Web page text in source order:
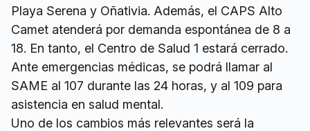
Playa Serena y Oñativia. Además, el CAPS Alto
Camet atenderá por demanda espontánea de 8 a
18. En tanto, el Centro de Salud 1 estará cerrado.
Ante emergencias médicas, se podrá llamar al
SAME al 107 durante las 24 horas, y al 109 para
asistencia en salud mental.
Uno de los cambios más relevantes será la